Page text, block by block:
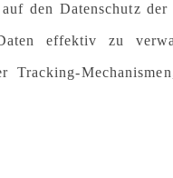
den Datenschutz
effektiv zu
Tracking-